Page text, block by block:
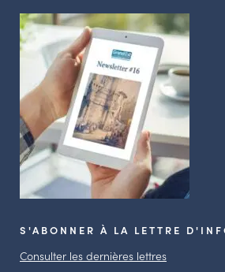
S'ABONNER À LA LETTRE
Consulter les dernières lettres